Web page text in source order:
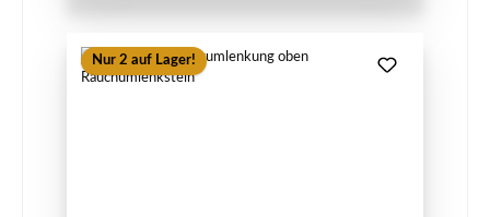
Nur 2 auf Lager!